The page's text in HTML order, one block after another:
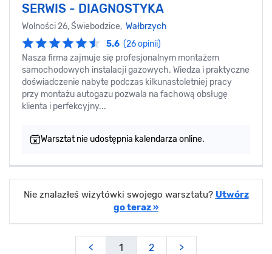
SERWIS - DIAGNOSTYKA
Wolności 26, Świebodzice, Wałbrzych
5.6 (26 opinii)
Nasza firma zajmuje się profesjonalnym montażem
samochodowych instalacji gazowych. Wiedza i praktyczne
doświadczenie nabyte podczas kilkunastoletniej pracy
przy montażu autogazu pozwala na fachową obsługę
klienta i perfekcyjny...
Warsztat nie udostępnia kalendarza online.
Nie znalazłeś wizytówki swojego warsztatu? Utwórz
go teraz »
< 1 2 >